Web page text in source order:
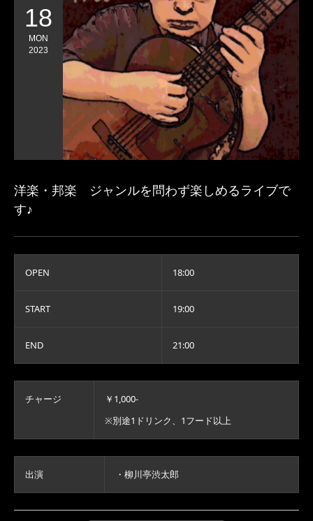
18
MON
2023
洋楽・邦楽 ジャンルを問わず楽しめるライブで
す♪
OPEN 18:00
START 19:00
END 21:00
チャージ
￥1,000-
※別途1ドリンク、1フード以上
出演 ・柳川亭渋太郎